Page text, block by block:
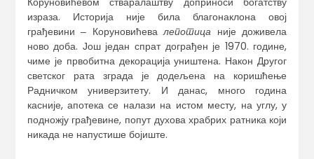
израза. Историја није била благонаклона овој
грађевини ‒ Коруновићевалепотица није доживела
ново доба. Још један спрат дограђен је 1970. године,
чиме је првобитна декорација уништена. Након Другог
светског рата зграда је додељена на коришћење
Радничком универзитету. И данас, много година
касније, апотека се налази на истом месту, на углу, у
подножју грађевине, попут духова храбрих ратника који
никада не напустише бојиште.